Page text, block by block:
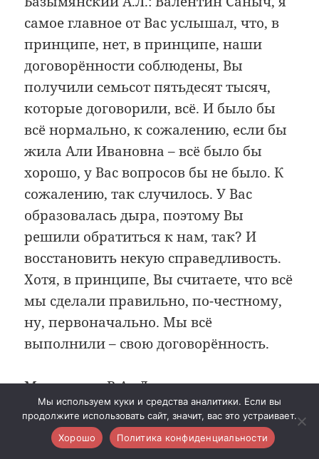
самое главное от Вас услышал, что, в
принципе, нет, в принципе, наши
договорённости соблюдены, Вы
получили семьсот пятьдесят тысяч,
которые договорили, всё. И было бы
всё нормально, к сожалению, если бы
жила Али Ивановна – всё было бы
хорошо, у Вас вопросов бы не было. К
сожалению, так случилось. У Вас
образовалась дыра, поэтому Вы
решили обратиться к нам, так? И
восстановить некую справедливость.
Хотя, в принципе, Вы считаете, что всё
мы сделали правильно, по-честному,
ну, первоначально. Мы всё
выполнили – свою договорённость.
Мельников В.А.: Да.
Базымянский А.Л.: Семьсот пятьдесят –
мы договаривались, Вы их получили.
Мы используем куки и средства аналитики. Если вы
продолжите использовать сайт, значит, вас это устраивает.
Хорошо
Политика конфиденциальности